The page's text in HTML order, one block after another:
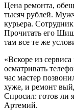
Цена ремонта,
тысяч рублей.
курьера.
Прочитать его
там все те же
«Вскоре из
осматривать
час мастер
хуже, и ремонт
Спросил: готов ли
Артемий.